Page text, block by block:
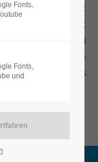
erfordert
Gebäude effizient
und
die natürliche
dafür, das
Fonts,
Fonts,
und